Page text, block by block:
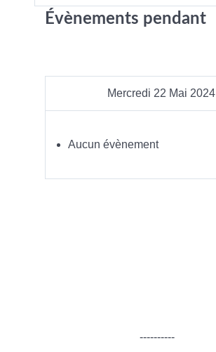
Évènements pendant
Mercredi 22 Mai 2024
Aucun évènement
----------